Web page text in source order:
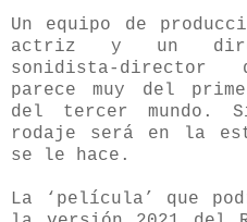
Un equipo de
actriz y un
sonidista-
parece muy del
del tercer mundo.
rodaje será en la
se le hace.
La ‘película’ que